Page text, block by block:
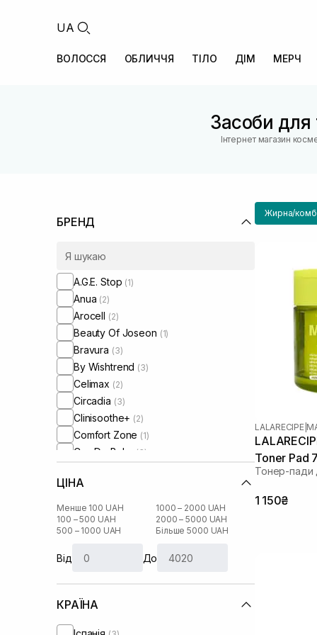
UA
ВОЛОССЯ ОБЛИЧЧЯ ТІЛО ДІМ МЕРЧ
Засоби для
Інтернет магазин
БРЕНД
A.G.E. Stop (1)
Anua (2)
Arocell (2)
Beauty Of Joseon (1)
Bravura (3)
By Wishtrend (3)
Celimax (2)
Circadia (3)
Clinisoothe+ (2)
Comfort Zone (1)
Cos De Baha (3)
Cu Skin
DCL(1)
DMK (4)
Dear, Klairs
Dr. Althea
Geek and Gorgeous
HydroPeptide
ЦІНА
Менше 100 UAH
100 – 500 UAH
500 – 1000 UAH
1000 – 2000 UAH
2000 – 5000 UAH
Більше 5000 UAH
Від До
КРАЇНА
Жирна/
LALARECIPE
Toner Pad
Тонер-пади
1 150₴